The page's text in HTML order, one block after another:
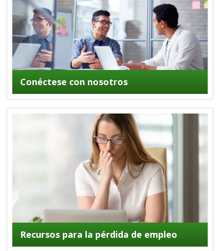
Conéctese con nosotros
Recursos para la pérdida de empleo